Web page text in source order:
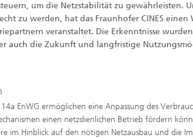
um die Netzstabilität zu gewährleisten.
zu werden, hat das Fraunhofer CINES
veranstaltet. Die Erkenntnisse
auch die Zukunft und langfristige
EnWG ermöglichen eine Anpassung des
einen netzdienlichen Betrieb fördern
im Hinblick auf den nötigen Netzausbau und die